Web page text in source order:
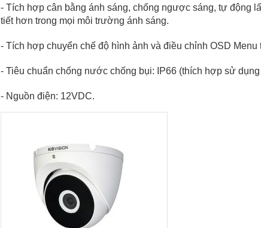
- Tích hợp cân bằng ánh sáng, chống ngược sáng, tự động
tiết hơn trong mọi môi trường ánh sáng.
- Tích hợp chuyển chế độ hình ảnh và điều chỉnh OSD
- Tiêu chuẩn chống nước chống bụi: IP66 (thích hợp sử
- Nguồn điện: 12VDC.